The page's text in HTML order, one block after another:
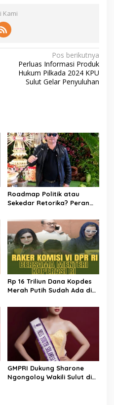
Kami
Pos berikutnya
Perluas Informasi Produk
Hukum Pilkada 2024 KPU
Sulut Gelar Penyuluhan
Roadmap Politik atau
Sekedar Retorika? Peran
Jadi Sorotan
Rp 16 Triliun Dana Kopdes
Merah Putih Sudah Ada di
Persulit, Segera Salurkan
untuk Rakyat
GMPRI Dukung Sharone
Ngongoloy Wakili Sulut di